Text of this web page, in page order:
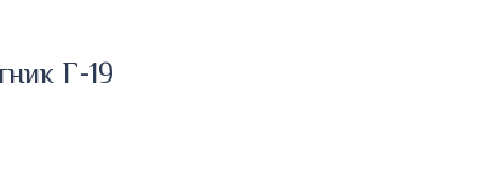
Г-19